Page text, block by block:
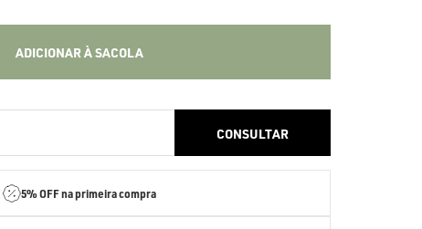
ADICIONAR À SACOLA
5% OFFna primeira compra